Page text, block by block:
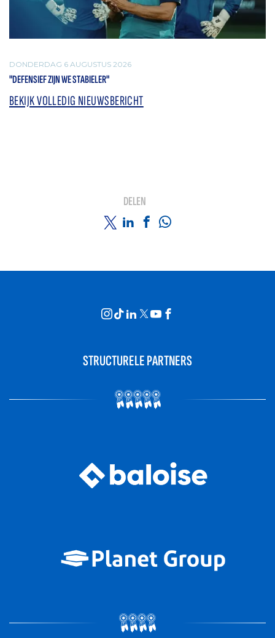
DONDERDAG 6 AUGUSTUS 2026
"DEFENSIEF ZIJN WE STABIELER"
BEKIJK VOLLEDIG NIEUWSBERICHT
DELEN
STRUCTURELE PARTNERS